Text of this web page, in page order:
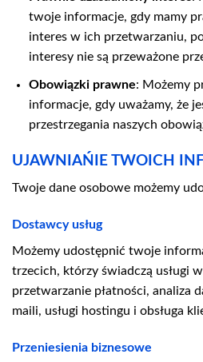
twoje informacje, gdy mamy
interes w ich przetwarzaniu,
interesy nie są przeważone
Obowiązki prawne: Możemy
informacje, gdy uważamy, że
przestrzegania naszych
UJAWNIAŃIE TWOICH
Twoje dane osobowe możemy
Dostawcy usług
Możemy udostępnić twoje
trzecich, którzy świadczą usługi
przetwarzanie płatności, analiza
maili, usługi hostingu i obsługa
Przeniesienia biznesowe